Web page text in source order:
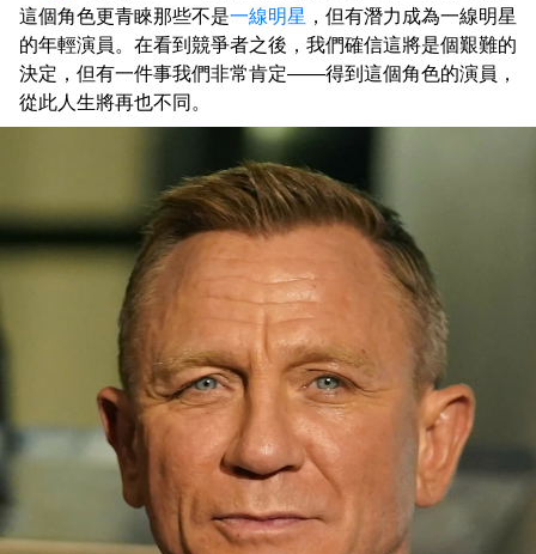
這個角色更青睞那些不是一線明星 ，但有潛力成為一線明星
的年輕演員。在看到競爭者之後，我們確信這將是個艱難的
決定，但有一件事我們非常肯定——得到這個角色的演員，
從此人生將再也不同。